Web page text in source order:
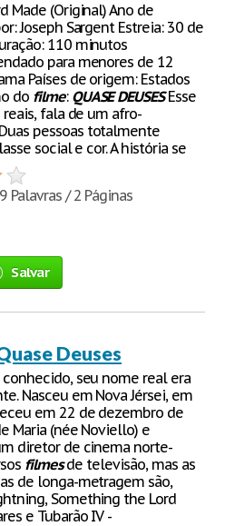
Made (Original) Ano de
Joseph Sargent Estreia: 30 de
110 minutos
para menores de 12
Países de origem: Estados
do filme: QUASE DEUSESEsse
fala de um afro-
pessoas totalmente
social e cor. A história se
Palavras / 2 Páginas
Salvar
Deuses
seu nome real era
Nasceu em Nova Jérsei, em
em 22 de dezembro de
Maria (née Noviello) e
diretor de cinema norte-
filmesde televisão, mas as
de longa-metragem são,
Something the Lord
e Tubarão IV -